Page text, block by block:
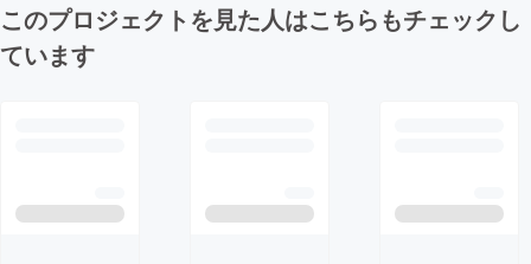
このプロジェクトを見た人はこちらもチェックし
ています